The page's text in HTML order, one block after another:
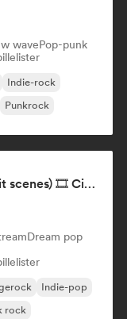
wavePop-punk
Indie-rock
Punkrock
The End of a Movie (credit scenes) 🎞️ Cinematic Dream Pop & Bedroom Indie
Dream pop
Indie-pop
rock